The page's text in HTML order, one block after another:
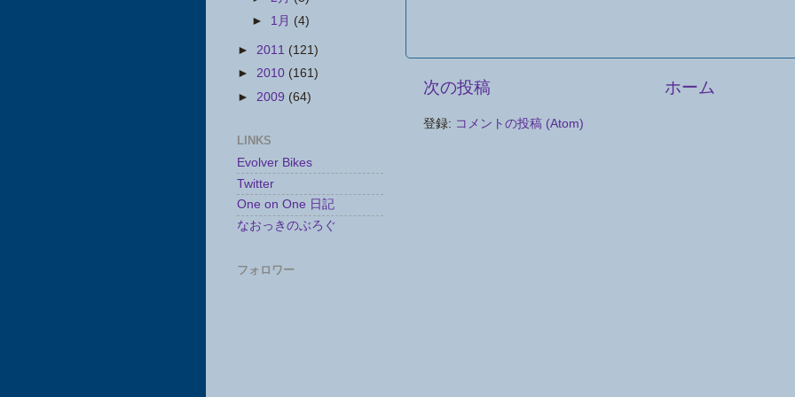
次の投稿 ホーム
登録: コメントの投稿 (Atom)
► 1月 (4)
► 2011 (121)
► 2010 (161)
► 2009 (64)
LINKS
Evolver Bikes
Twitter
One on One 日記
なおっきのぶろぐ
フォロワー